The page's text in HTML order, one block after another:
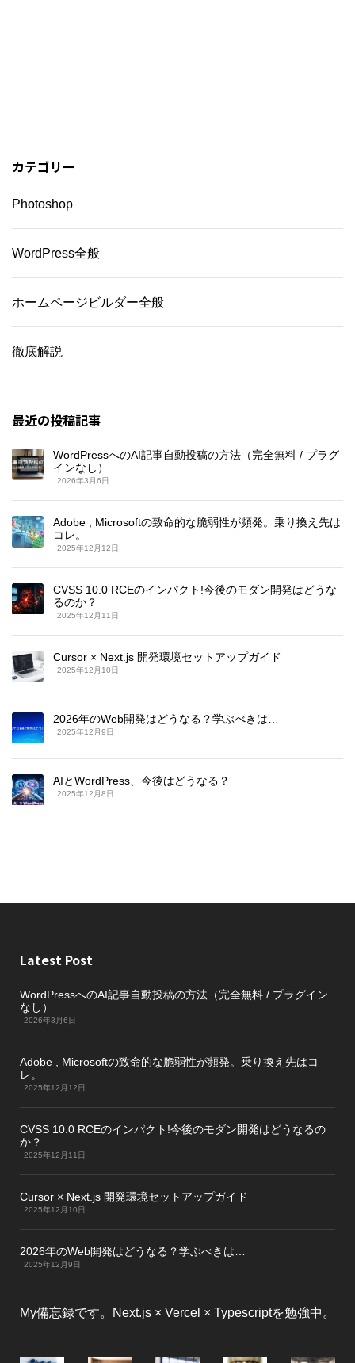
カテゴリー
Photoshop
WordPress全般
ホームページビルダー全般
徹底解説
最近の投稿記事
WordPressへのAI記事自動投稿の方法（完全無料 / プラグ
インなし）
2026年3月6日
Adobe , Microsoftの致命的な脆弱性が頻発。乗り換え先は
コレ。
2025年12月12日
CVSS 10.0 RCEのインパクト!今後のモダン開発はどうな
るのか？
2025年12月11日
Cursor × Next.js 開発環境セットアップガイド
2025年12月10日
2026年のWeb開発はどうなる？学ぶべきは…
2025年12月9日
AIとWordPress、今後はどうなる？
2025年12月8日
Latest Post
WordPressへのAI記事自動投稿の方法（完全無料 / プラグイン
なし）
2026年3月6日
Adobe , Microsoftの致命的な脆弱性が頻発。乗り換え先はコ
レ。
2025年12月12日
CVSS 10.0 RCEのインパクト!今後のモダン開発はどうなるの
か？
2025年12月11日
Cursor × Next.js 開発環境セットアップガイド
2025年12月10日
2026年のWeb開発はどうなる？学ぶべきは…
2025年12月9日
My備忘録です。Next.js × Vercel × Typescriptを勉強中。